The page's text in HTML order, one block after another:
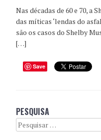
Nas décadas de 60 e 70, a
das míticas ‘lendas do
são os casos do Shelby
[…]
Save
PESQUISA
Search